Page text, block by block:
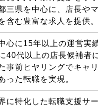
三県を中心に、店長や
含む豊富な求人を提供。
心に 15年以上の運営実
40代以上の店長候補者
事前ヒヤリングでキャ
った転職を実現。
に特化した転職支援サ